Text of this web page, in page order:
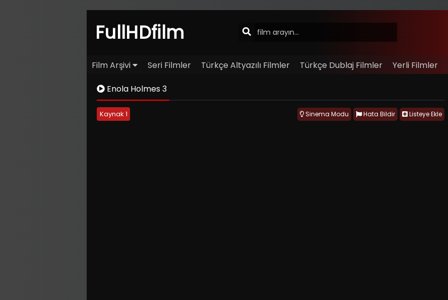
FullHDfilm
Film Arşivi Seri Filmler Türkçe Altyazılı Filmler Türkçe Dublaj Filmler Yerli Filmler
Enola Holmes 3
Kaynak 1 Listeye Ekle
Hata Bildir
Sinema Modu